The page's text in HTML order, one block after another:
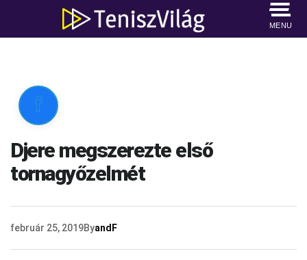
MENU

Djere megszerezte első
tornagyőzelmét
február 25, 2019ByandF